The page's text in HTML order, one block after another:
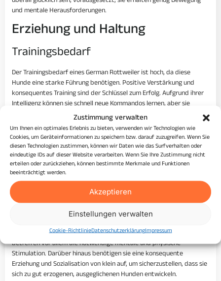
Zustimmung verwalten
Um Ihnen ein optimales Erlebnis zu bieten, verwenden wir Technologien wie
Cookies, um Geräteinformationen zu speichern bzw. darauf zuzugreifen. Wenn Sie
diesen Technologien zustimmen, können wir Daten wie das Surfverhalten oder
eindeutige IDs auf dieser Website verarbeiten. Wenn Sie Ihre Zustimmung nicht
erteilen oder zurückziehen, können bestimmte Merkmale und Funktionen
beeinträchtigt werden.
Akzeptieren
Einstellungen verwalten
Cookie-RichtlinieDatenschutzerklärungImpressum
und mentale Herausforderungen.
Erziehung und Haltung
Trainingsbedarf
Der Trainingsbedarf eines German Rottweiler ist hoch, da diese
Hunde eine starke Führung benötigen. Positive Verstärkung und
konsequentes Training sind der Schlüssel zum Erfolg. Aufgrund ihrer
Intelligenz können sie schnell neue Kommandos lernen, aber sie
benötigen auch klare Grenzen, um ihr Verhalten zu steuern.
Bewegungsbedarf
Rottweiler haben einen ausgeprägten Bewegungsdrang und
benötigen täglich ausreichend körperliche Aktivitäten. Dies umfasst
lange Spaziergänge, Laufübungen, Spielzeiten und Aufgaben, die
sowohl körperliche als auch geistige Fähigkeiten fördern. Ein
unterbeschäftigter Rottweiler kann destruktiv werden.
Besondere Anforderungen
Besondere Anforderungen bei der Haltung eines German Rottweilers
betreffen vor allem die notwendige mentale und physische
Stimulation. Darüber hinaus benötigen sie eine konsequente
Erziehung und Sozialisation von klein auf, um sicherzustellen, dass sie
sich zu gut erzogenen, ausgeglichenen Hunden entwickeln.